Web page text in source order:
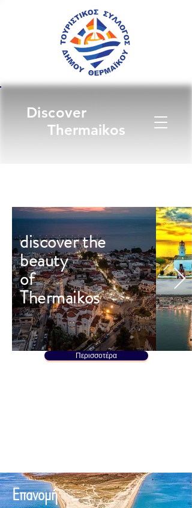
Discover
Thermaikos
discover the
beauty
of
Thermaikos
Περισσοτέρα
Επανομή